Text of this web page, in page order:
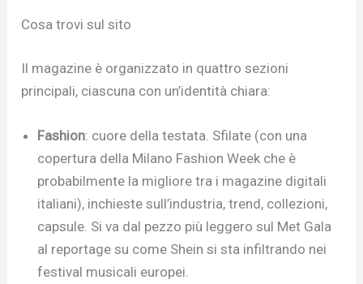
Cosa trovi sul sito
Il magazine è organizzato in quattro sezioni
principali, ciascuna con un’identità chiara:
Fashion: cuore della testata. Sfilate (con una
copertura della Milano Fashion Week che è
probabilmente la migliore tra i magazine digitali
italiani), inchieste sull’industria, trend, collezioni,
capsule. Si va dal pezzo più leggero sul Met Gala
al reportage su come Shein si sta infiltrando nei
festival musicali europei.